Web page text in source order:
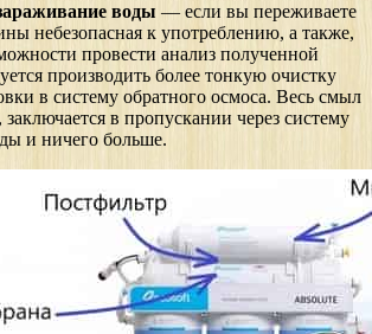
воды — если вы переживаете
небезопасная к употреблению, а также,
провести анализ полученной
производить более тонкую очистку
в систему обратного осмоса. Весь смыл
в пропускании через систему
и ничего больше.